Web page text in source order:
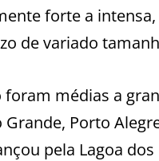
forte a
de variado
foram médias a
Porto
pela Lagoa